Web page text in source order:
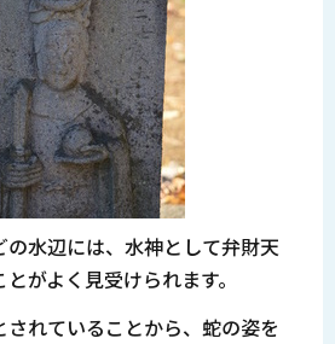
水辺には、水神として弁財天
がよく見受けられます。
れていることから、蛇の姿を